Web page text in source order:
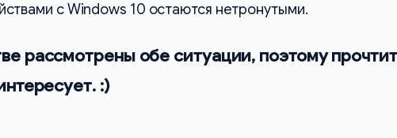
с Windows 10 остаются нетронутыми.
рассмотрены обе ситуации, поэтому
:)